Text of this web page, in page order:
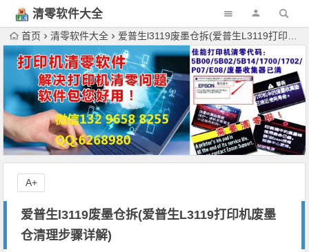
清零软件大全
下载
首页 清零软件大全 爱普生l3119废墨仓拆(爱普生L3119打印机废墨仓清理步骤详解)
爱普生l3119废墨仓拆(爱普生L3119打印机废墨
仓清理步骤详解)
A+